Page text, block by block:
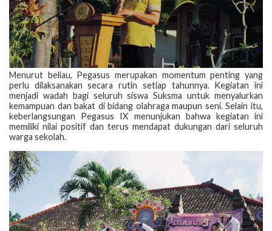
Menurut beliau, Pegasus merupakan momentum penting yang
perlu dilaksanakan secara rutin setiap tahunnya. Kegiatan ini
menjadi wadah bagi seluruh siswa Suksma untuk menyalurkan
kemampuan dan bakat di bidang olahraga maupun seni. Selain itu,
keberlangsungan Pegasus IX menunjukan bahwa kegiatan ini
memiliki nilai positif dan terus mendapat dukungan dari seluruh
warga sekolah.